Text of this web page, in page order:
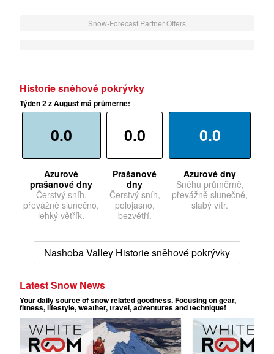
Snow-Forecast Partner Offers
Historie sněhové pokrývky
Týden 2 z August má průměrně:
0.0
Azurové
prašanové dny
Čerstvý sníh,
převážně slunečno,
lehký větřík.
0.0
Prašanové
dny
Čerstvý sníh,
polojasno,
bezvětří.
0.0
Azurové dny
Sněhu průměrně,
převážně slunečně,
slabý vítr.
Nashoba Valley Historie sněhové pokrývky